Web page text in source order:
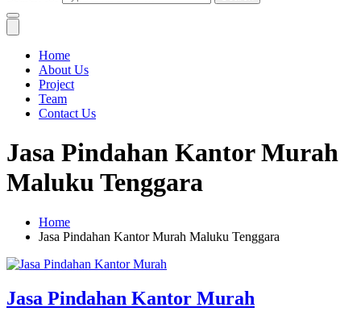
Home
About Us
Project
Team
Contact Us
Jasa Pindahan Kantor Murah
Maluku Tenggara
Home
Jasa Pindahan Kantor Murah Maluku Tenggara
Jasa Pindahan Kantor Murah